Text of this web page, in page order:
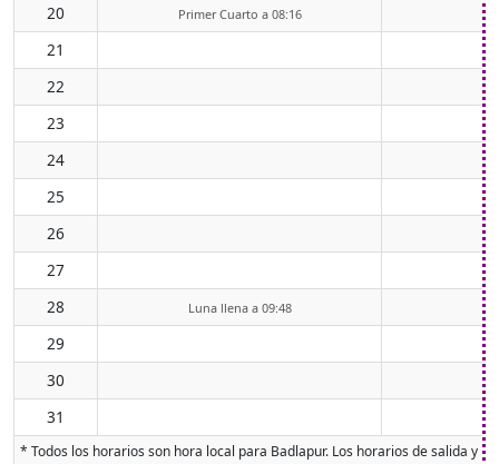
20
Primer Cuarto a 08:16
21
22
23
24
25
26
27
28
Luna llena a 09:48
29
30
31
* Todos los horarios son hora local para Badlapur. Los horarios de salida y